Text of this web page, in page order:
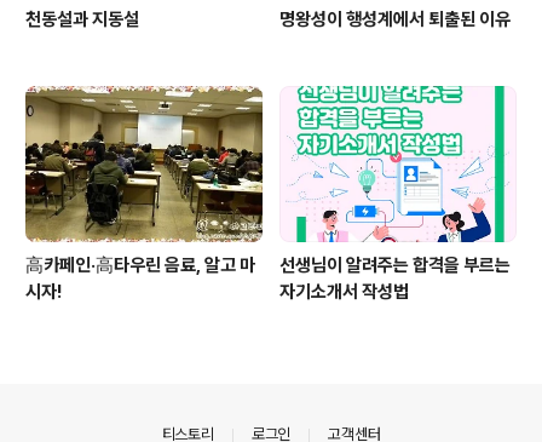
천동설과 지동설 명왕성이 행성계에서 퇴출된 이유
高카페인·高타우린 음료, 알고 마
시자!
선생님이 알려주는 합격을 부르는
자기소개서 작성법
티스토리 로그인 고객센터